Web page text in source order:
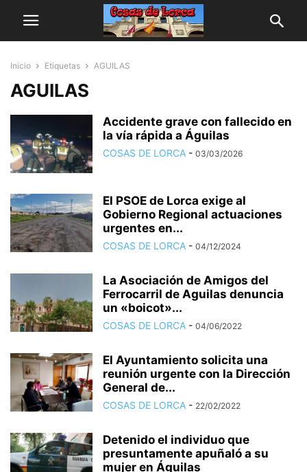
Inicio Etiquetas AGUILAS
AGUILAS
Accidente grave con fallecido en
la vía rápida a Águilas
COSAS DE LORCA - 03/03/2026
El PSOE de Lorca exige al
Gobierno Regional actuaciones
urgentes en...
COSAS DE LORCA - 04/12/2024
La Asociación de Amigos del
Ferrocarril de Aguilas denuncia
un «boicot»...
COSAS DE LORCA - 04/06/2022
El Ayuntamiento solicita una
reunión urgente con la Dirección
General de...
COSAS DE LORCA - 22/02/2022
Detenido el individuo que
presuntamente apuñaló a su
mujer en Águilas